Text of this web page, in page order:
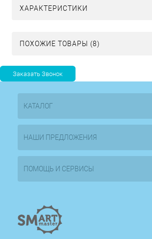
ХАРАКТЕРИСТИКИ
ПОХОЖИЕ ТОВАРЫ (8)
КАТАЛОГ
НАШИ ПРЕДЛОЖЕНИЯ
ПОМОЩЬ И СЕРВИСЫ